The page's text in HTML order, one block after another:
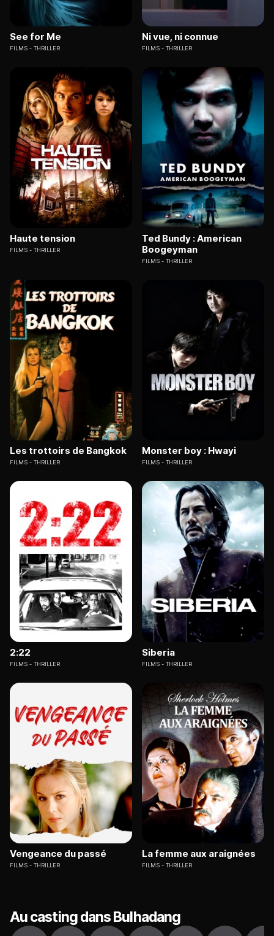
See for Me
FILMS THRILLER
Ni vue, ni connue
FILMS THRILLER
Haute tension
FILMS THRILLER
Ted Bundy : American
Boogeyman
FILMS THRILLER
Les trottoirs de Bangkok
FILMS THRILLER
Monster boy : Hwayi
FILMS THRILLER
2:22
FILMS THRILLER
Siberia
FILMS THRILLER
Vengeance du passé
FILMS THRILLER
La femme aux araignées
FILMS THRILLER
Au casting dans Bulhadang